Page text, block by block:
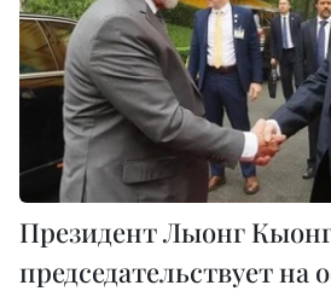
Президент Лыонг
председательствует